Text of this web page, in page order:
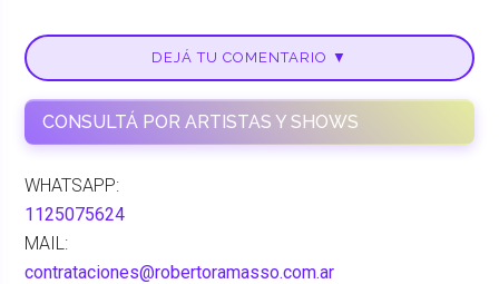
DEJÁ TU COMENTARIO ▼
CONSULTÁ POR ARTISTAS Y SHOWS
WHATSAPP:
1125075624
MAIL:
contrataciones@robertoramasso.com.ar